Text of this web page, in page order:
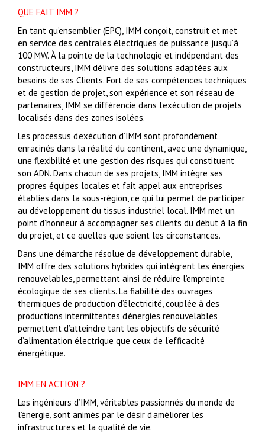
QUE FAIT IMM ?
En tant qu’ensemblier (EPC), IMM conçoit, construit et met
en service des centrales électriques de puissance jusqu’à
100 MW. À la pointe de la technologie et indépendant des
constructeurs, IMM délivre des solutions adaptées aux
besoins de ses Clients. Fort de ses compétences techniques
et de gestion de projet, son expérience et son réseau de
partenaires, IMM se différencie dans l’exécution de projets
localisés dans des zones isolées.
Les processus d’exécution d’IMM sont profondément
enracinés dans la réalité du continent, avec une dynamique,
une flexibilité et une gestion des risques qui constituent
son ADN. Dans chacun de ses projets, IMM intègre ses
propres équipes locales et fait appel aux entreprises
établies dans la sous-région, ce qui lui permet de participer
au développement du tissus industriel local. IMM met un
point d’honneur à accompagner ses clients du début à la fin
du projet, et ce quelles que soient les circonstances.
Dans une démarche résolue de développement durable,
IMM offre des solutions hybrides qui intègrent les énergies
renouvelables, permettant ainsi de réduire l’empreinte
écologique de ses clients. La fiabilité des ouvrages
thermiques de production d’électricité, couplée à des
productions intermittentes d’énergies renouvelables
permettent d’atteindre tant les objectifs de sécurité
d’alimentation électrique que ceux de l’efficacité
énergétique.
IMM EN ACTION ?
Les ingénieurs d’IMM, véritables passionnés du monde de
l’énergie, sont animés par le désir d’améliorer les
infrastructures et la qualité de vie.